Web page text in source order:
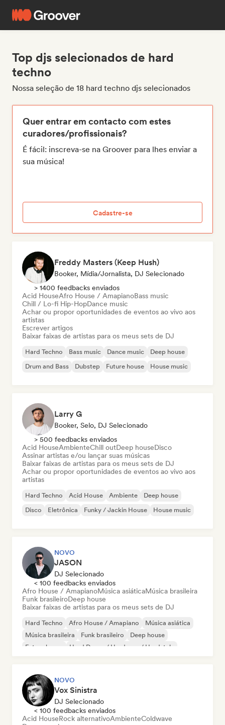
Top djs selecionados de hard
techno
Nossa seleção de 18 hard techno djs selecionados
Quer entrar em contacto com estes
curadores/profissionais?
É fácil: inscreva-se na Groover para lhes enviar a
sua música!
Cadastre-se
Freddy Masters (Keep Hush)
Booker, Mídia/Jornalista, DJ Selecionado
> 1400 feedbacks enviados
Acid HouseAfro House / AmapianoBass music
Chill / Lo-fi Hip-HopDance music
Achar ou propor oportunidades de eventos ao vivo aos
artistas
Escrever artigos
Baixar faixas de artistas para os meus sets de DJ
Hard Techno Bass music Dance music
Deep house
Drum and Bass
Dubstep Future house House music
Larry G
Booker, Selo, DJ Selecionado
> 500 feedbacks enviados
Acid HouseAmbienteChill outDeep houseDisco
Assinar artistas e/ou lançar suas músicas
Baixar faixas de artistas para os meus sets de DJ
Achar ou propor oportunidades de eventos ao vivo aos
artistas
Hard Techno Acid House Ambiente
Deep house
Disco
Eletrônica Funky / Jackin House House music
NOVO
JASON
DJ Selecionado
< 100 feedbacks enviados
Afro House / AmapianoMúsica asiáticaMúsica brasileira
Funk brasileiroDeep house
Baixar faixas de artistas para os meus sets de DJ
Hard Techno Afro House / Amapiano
Música asiática
Música brasileira
Funk brasileiro
Deep house
Future house
Hard Dance / Hardcore / Hardstyle
NOVO
Vox Sinistra
DJ Selecionado
< 100 feedbacks enviados
Acid HouseRock alternativoAmbienteColdwave